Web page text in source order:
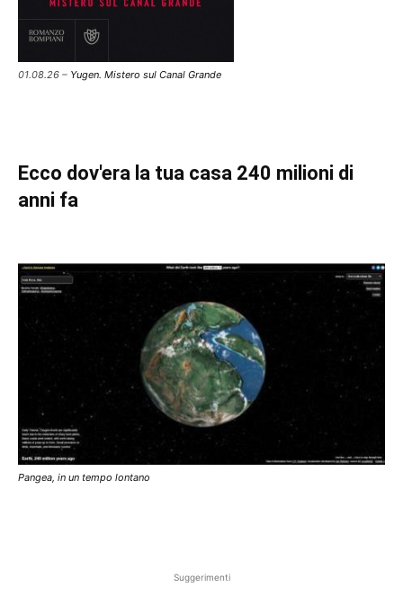
01.08.26 – Yugen. Mistero sul Canal Grande
Ecco dov'era la tua casa 240 milioni di
anni fa
Pangea, in un tempo lontano
Suggerimenti